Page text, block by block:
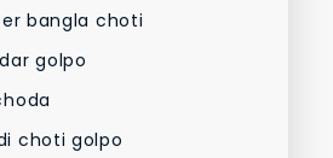
bangla choti
golpo
choti golpo